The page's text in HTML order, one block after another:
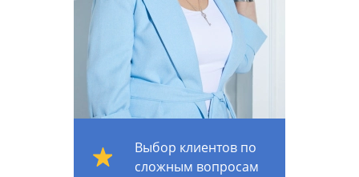
Выбор клиентов по
сложным вопросам